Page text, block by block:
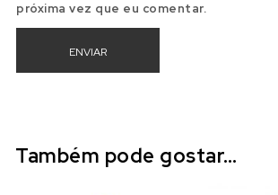
próxima vez que eu comentar.
Também pode gostar…